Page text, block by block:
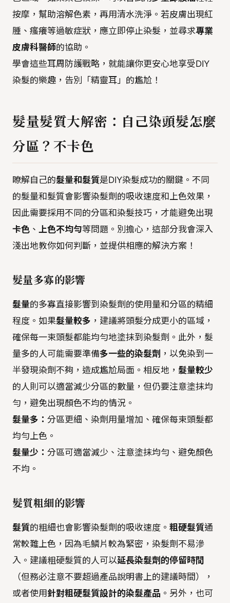
按摩，幫助溶解色素，再用清水洗淨。若皮膚出現紅
腫、瘙癢等過敏症狀，應立即停止染髮，並尋求專業
皮膚科醫師的協助。
學會這些耳周防護戰略，就能讓你更安心地享受DIY
染髮的樂趣，告別「精靈耳」的尷尬！
髮量髮質大解密：自己染頭髮怎麼
分區？不卡色
瞭解自己的髮量和髮質是DIY染髮成功的關鍵。不同
的髮量和髮質會影響染髮劑的吸收速度和上色效果，
因此需要採用不同的分區和染髮技巧，才能避免出現
卡色 、 上色不均勻等問題。別擔心，這部分我會深入
淺出地教你如何判斷，並提供相應的解決方案！
髮量多寡的影響
髮量的多寡直接影響到染髮劑的使用量和分區的精細
程度。如果髮量較多 ，建議將頭髮分成更小的區域，
確保每一束頭髮都能均勻地塗抹到染髮劑。此外，髮
量多的人可能需要準備多一些的染髮劑 ，以免染到一
半發現染劑不夠，造成尷尬局面。相反地， 髮量較少
的人則可以適當減少分區的數量，但仍要注意塗抹均
勻，避免出現顏色不均的情況。
髮量多： 分區更細、染劑用量增加、確保每束頭髮都
均勻上色。
髮量少： 分區可適當減少、注意塗抹均勻、避免顏色
不均。
髮質粗細的影響
髮質的粗細也會影響染髮劑的吸收速度。 粗硬髮質通
常較難上色，因為毛鱗片較為緊密，染髮劑不易滲
入。建議粗硬髮質的人可以延長染髮劑的停留時間
（但務必注意不要超過產品說明書上的建議時間），
或者使用 針對粗硬髮質設計的染髮產品 。另外，也可